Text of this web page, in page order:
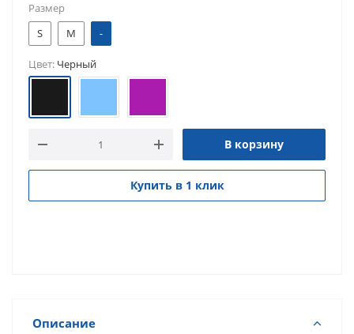
Размер
S
M -
Цвет: Черный
В корзину
Купить в 1 клик
Описание